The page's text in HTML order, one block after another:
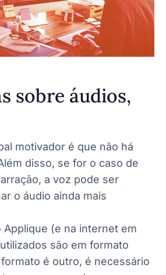
sobre áudios,
motivador é que não há
disso, se for o caso de
a voz pode ser
o áudio ainda mais
Applique (e na internet em
são em formato
é outro, é necessário